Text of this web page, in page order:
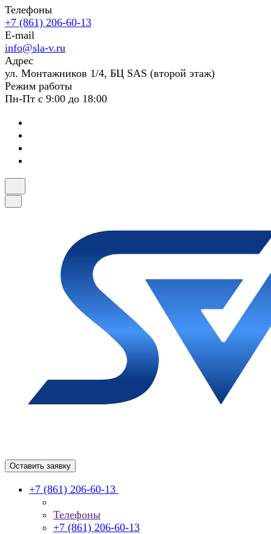
Телефоны
+7 (861) 206-60-13
E-mail
info@sla-v.ru
Адрес
ул. Монтажников 1/4, БЦ SAS (второй этаж)
Режим работы
Пн-Пт с 9:00 до 18:00
Оставить заявку
+7 (861) 206-60-13
Телефоны
+7 (861) 206-60-13